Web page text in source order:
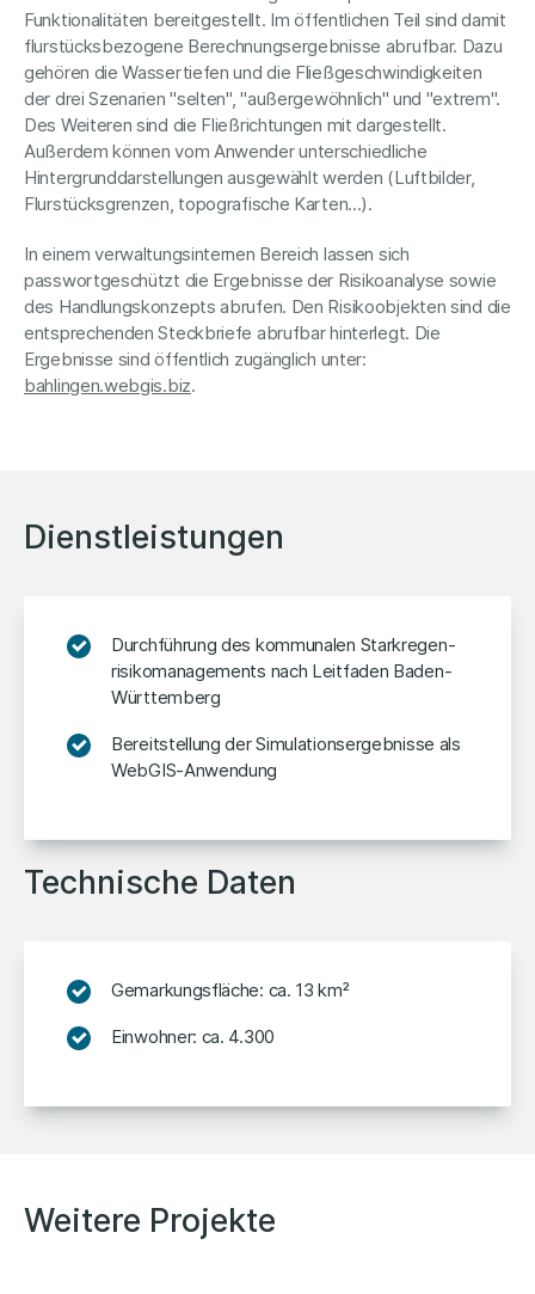
Funktionalitäten bereitgestellt. Im öffentlichen Teil sind damit
flurstücksbezogene Berechnungsergebnisse abrufbar. Dazu
gehören die Wassertiefen und die Fließgeschwindigkeiten
der drei Szenarien "selten", "außergewöhnlich" und "extrem".
Des Weiteren sind die Fließrichtungen mit dargestellt.
Außerdem können vom Anwender unterschiedliche
Hintergrunddarstellungen ausgewählt werden (Luftbilder,
Flurstücksgrenzen, topografische Karten...).
In einem verwaltungsinternen Bereich lassen sich
passwortgeschützt die Ergebnisse der Risikoanalyse sowie
des Handlungskonzepts abrufen. Den Risikoobjekten sind die
entsprechenden Steckbriefe abrufbar hinterlegt. Die
Ergebnisse sind öffentlich zugänglich unter:
bahlingen.webgis.biz.
Dienstleistungen
Durchführung des kommunalen Starkregen­
risiko­managements nach Leitfaden Baden-
Württemberg
Bereitstellung der Simulations­ergebnisse als
WebGIS-Anwendung
Technische Daten
Gemarkungsfläche: ca. 13 km²
Einwohner: ca. 4.300
Weitere Projekte